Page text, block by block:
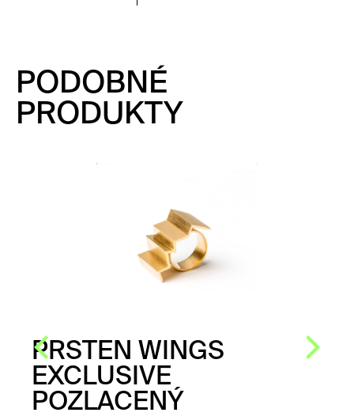
PODOBNÉ
PRODUKTY
PRSTEN WINGS
EXCLUSIVE
POZLACENÝ